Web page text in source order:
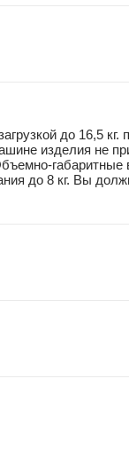
до 16,5
изделия не
до 8 кг. Вы